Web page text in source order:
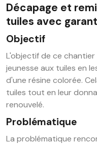
Décapage et
tuiles avec
Objectif
L'objectif de ce
jeunesse aux tuiles en
d'une résine colorée.
tuiles tout en leur
renouvelé.
Problématique
La problématique